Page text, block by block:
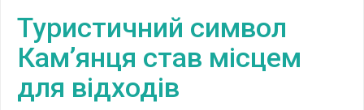
Туристичний символ
Кам’янця став місцем
для відходів